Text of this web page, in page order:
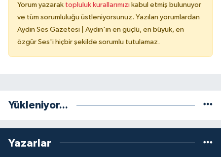
Yorum yazarak topluluk kurallarımızı kabul etmiş bulunuyor
ve tüm sorumluluğu üstleniyorsunuz. Yazılan yorumlardan
Aydın Ses Gazetesi | Aydın'ın en güçlü, en büyük, en
özgür Ses'i hiçbir şekilde sorumlu tutulamaz.
Yükleniyor...
Yazarlar